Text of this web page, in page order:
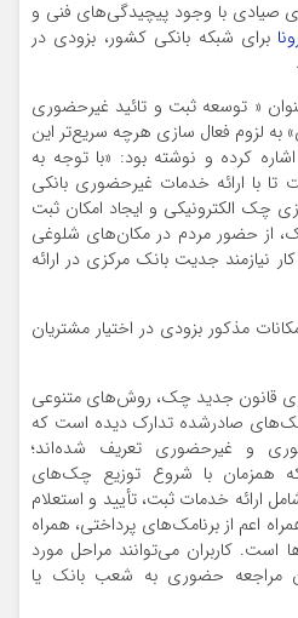
صیادی با وجود پیچیدگی‌های فنی و
برای شبکه بانکی کشور، بزودی در
« توسعه ثبت و تائید غیرحضوری
به لزوم فعال سازی هرچه سریع‌تر این
کرده و نوشته بود: «با توجه به
تا با ارائه خدمات غیرحضوری بانکی
چک الکترونیکی و ایجاد امکان ثبت
از حضور مردم در مکان‌های شلوغی
نیازمند جدیت بانک مرکزی در ارائه
مذکور بزودی در اختیار مشتریان
قانون جدید چک، روش‌های متنوعی
چک‌های صادرشده تدارک دیده است که
و غیرحضوری تعریف شده‌اند؛
همزمان با شروع توزیع چک‌های
ارائه خدمات ثبت، تأیید و استعلام
اعم از برنامک‌های پرداختی، همراه
است. کاربران می‌توانند مراحل مورد
مراجعه حضوری به شعب بانک یا